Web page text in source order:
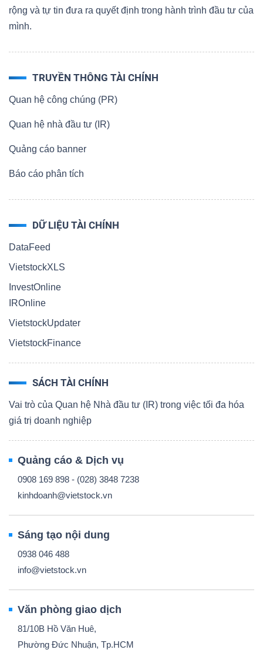
rộng và tự tin đưa ra quyết định trong hành trình đầu tư của
mình.
TRUYỀN THÔNG TÀI CHÍNH
Quan hệ công chúng (PR)
Quan hệ nhà đầu tư (IR)
Quảng cáo banner
Báo cáo phân tích
DỮ LIỆU TÀI CHÍNH
DataFeed
VietstockXLS
InvestOnline
IROnline
VietstockUpdater
VietstockFinance
SÁCH TÀI CHÍNH
Vai trò của Quan hệ Nhà đầu tư (IR) trong việc tối đa hóa
giá trị doanh nghiệp
Quảng cáo & Dịch vụ
0908 169 898 - (028) 3848 7238
kinhdoanh@vietstock.vn
Sáng tạo nội dung
0938 046 488
info@vietstock.vn
Văn phòng giao dịch
81/10B Hồ Văn Huê,
Phường Đức Nhuận, Tp.HCM